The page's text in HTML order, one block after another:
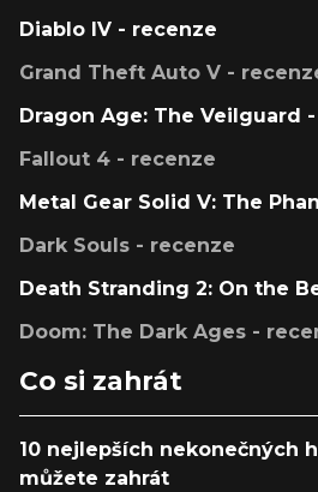
Diablo IV - recenze
Grand Theft Auto V -
Dragon Age: The Veilguard
Fallout 4 - recenze
Metal Gear Solid V: The
Dark Souls - recenze
Death Stranding 2: On the
Doom: The Dark Ages -
Co si zahrát
10 nejlepších nekonečných
můžete zahrát